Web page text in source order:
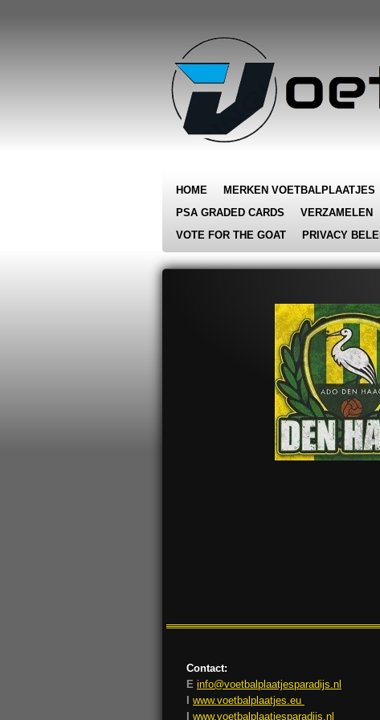
HOME MERKEN VOETBALPLAATJES
PSA GRADED CARDS
VERZAMELEN
VOTE FOR THE GOAT
PRIVACY
Contact:
E info@voetbalplaatjesparadijs.nl
www.voetbalplaatjes.eu
www.voetbalplaatjesparadijs.nl